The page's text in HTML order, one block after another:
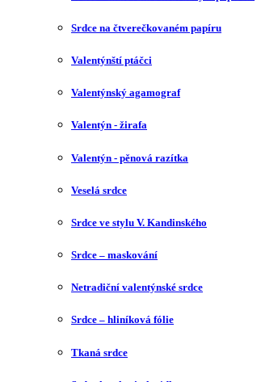
Srdce na čtverečkovaném papíru
Valentýnští ptáčci
Valentýnský agamograf
Valentýn - žirafa
Valentýn - pěnová razítka
Veselá srdce
Srdce ve stylu V. Kandinského
Srdce – maskování
Netradiční valentýnské srdce
Srdce – hliníková fólie
Tkaná srdce